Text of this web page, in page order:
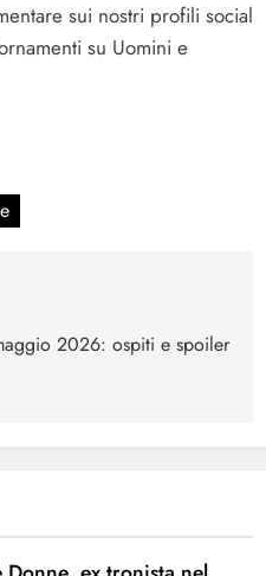
sui nostri profili social
su Uomini e
2026: ospiti e spoiler